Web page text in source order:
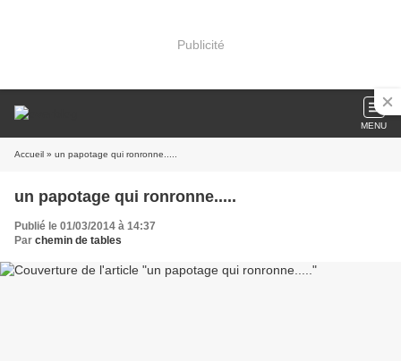
Publicité
MENU
Accueil » un papotage qui ronronne.....
un papotage qui ronronne.....
Publié le 01/03/2014 à 14:37
Par chemin de tables